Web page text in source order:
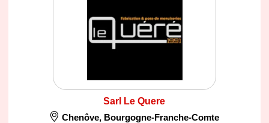
Sarl Le Quere
Chenôve, Bourgogne-Franche-Comte